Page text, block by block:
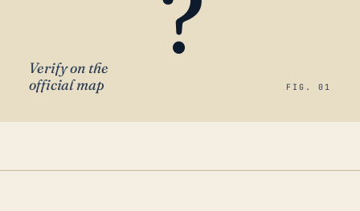
Verify on the
official map
FIG. 01